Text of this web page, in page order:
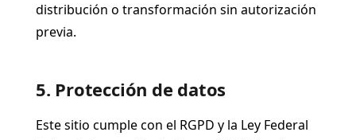
distribución o transformación sin autorización
previa.
5. Protección de datos
Este sitio cumple con el RGPD y la Ley Federal